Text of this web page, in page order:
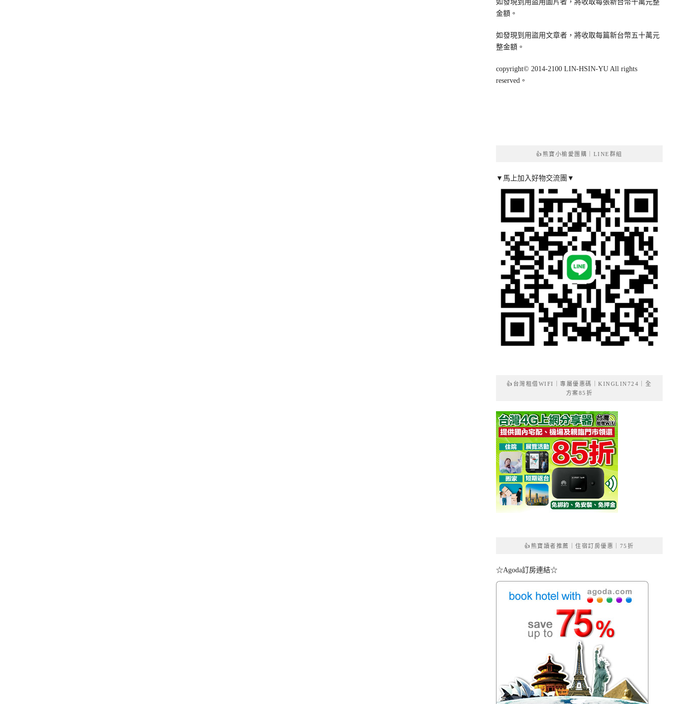
如發現到用盜用圖片者，將收取每張新台幣十萬元整
金額。
如發現到用盜用文章者，將收取每篇新台幣五十萬元
整金額。
copyright© 2014-2100 LIN-HSIN-YU All rights
reserved。
👍熊寶小榆愛團購｜LINE群組
▼馬上加入好物交流團▼
👍台灣租借WIFI｜專屬優惠碼｜KINGLIN724｜全
方案85折
👍熊寶讀者推薦｜住宿訂房優惠｜75折
☆Agoda訂房連結☆